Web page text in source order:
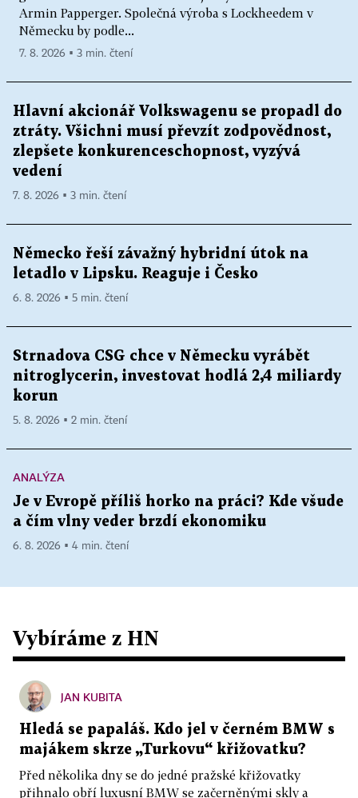
Armin Papperger. Společná výroba s Lockheedem v
Německu by podle...
7. 8. 2026 ▪ 3 min. čtení
Hlavní akcionář Volkswagenu se propadl do
ztráty. Všichni musí převzít zodpovědnost,
zlepšete konkurenceschopnost, vyzývá
vedení
7. 8. 2026 ▪ 3 min. čtení
Německo řeší závažný hybridní útok na
letadlo v Lipsku. Reaguje i Česko
6. 8. 2026 ▪ 5 min. čtení
Strnadova CSG chce v Německu vyrábět
nitroglycerin, investovat hodlá 2,4 miliardy
korun
5. 8. 2026 ▪ 2 min. čtení
ANALÝZA
Je v Evropě příliš horko na práci? Kde všude
a čím vlny veder brzdí ekonomiku
6. 8. 2026 ▪ 4 min. čtení
Vybíráme z HN
JAN KUBITA
Hledá se papaláš. Kdo jel v černém BMW s
majákem skrze „Turkovu“ křižovatku?
Před několika dny se do jedné pražské křižovatky
přihnalo obří luxusní BMW se začerněnými skly a